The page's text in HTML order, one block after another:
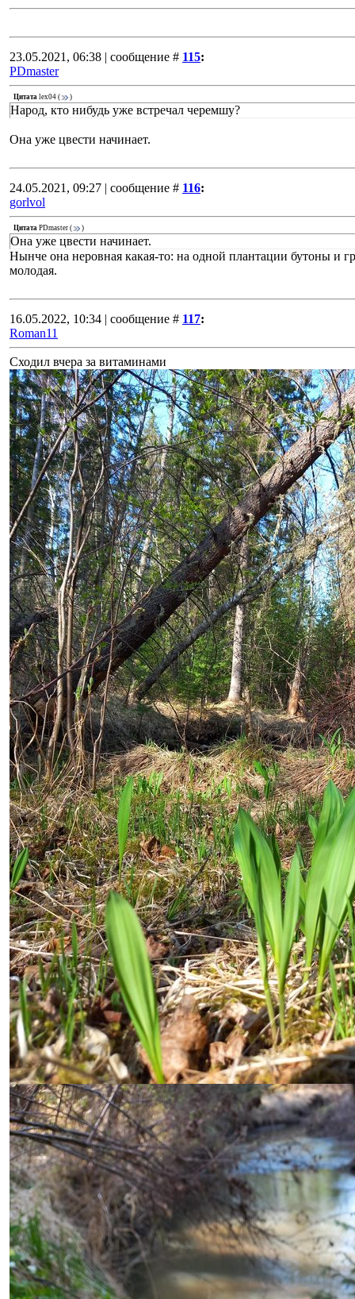
23.05.2021, 06:38 | сообщение # 115:
PDmaster
Цитата lex04 ( )
Народ, кто нибудь уже встречал черемшу?
Она уже цвести начинает.
24.05.2021, 09:27 | сообщение # 116:
gorlvol
Цитата PDmaster ( )
Она уже цвести начинает.
Нынче она неровная какая-то: на одной плантации бутоны и
молодая.
16.05.2022, 10:34 | сообщение # 117:
Roman11
Сходил вчера за витаминами